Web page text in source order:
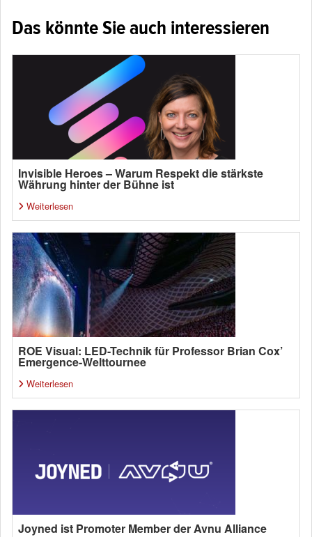
Das könnte Sie auch interessieren
Invisible Heroes – Warum Respekt die stärkste
Währung hinter der Bühne ist
Weiterlesen
ROE Visual: LED-Technik für Professor Brian Cox’
Emergence-Welttournee
Weiterlesen
Joyned ist Promoter Member der Avnu Alliance